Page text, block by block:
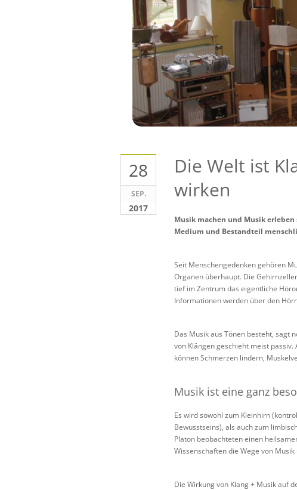
28
SEP.
2017
Die Welt ist
wirken
Musik machen und Musik
Medium und Bestandteil
Seit Menschengedenken gehören
Organen überhaupt. Die
tief im Zentrum das eigentliche
Informationen werden über den
Das Musik aus Tönen besteht, sagt
von Klängen geschieht meist
können Schmerzen lindern,
Musik ist eine ganz
Es wird sowohl zum Kleinhirn
Bewusstseins), als auch zum
Platon beobachteten einen
Wissenschaften die Wege von
Die Wirkung von Klang + Musik auf